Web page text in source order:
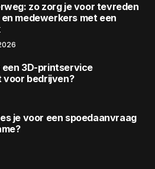
zo zorg je voor tevreden
medewerkers met een
een 3D-printservice
voor bedrijven?
je voor een spoedaanvraag